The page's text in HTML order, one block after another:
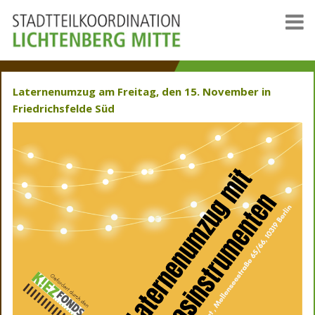
Laternenumzug am Freitag, den 15. November in
Friedrichsfelde Süd